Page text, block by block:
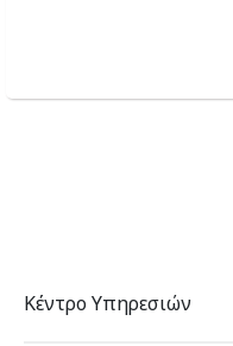
κάδων ανακύκλωσης,
Κέντρο Υπηρεσιών